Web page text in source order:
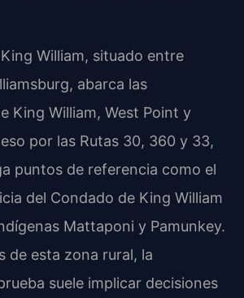
William, situado entre
abarca las
King William, West Point y
por las Rutas 30, 360 y 33,
puntos de referencia como el
del Condado de King William
Mattaponi y Pamunkey.
de esta zona rural, la
suele implicar decisiones